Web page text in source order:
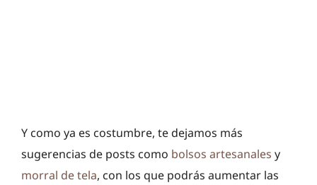
Y como ya es costumbre, te dejamos más
sugerencias de posts como bolsos artesanales y
morral de tela, con los que podrás aumentar las